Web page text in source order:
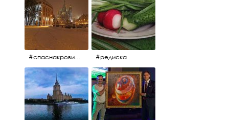
#спаснакрови#зима#спб #редиска